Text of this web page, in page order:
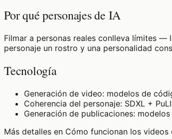
Por qué personajes de IA
Filmar a personas reales conlleva límites
personaje un rostro y una personalidad
Tecnología
Generación de video: modelos de
Coherencia del personaje: SDXL +
Generación de publicaciones:
Más detalles en Cómo funcionan los videos